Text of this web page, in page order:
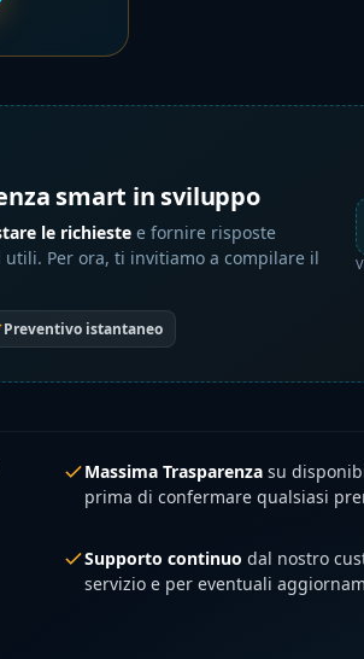
smart in sviluppo
le richiestee fornire risposte
Per ora, ti invitiamo a compilare il
Preventivo istantaneo
Massima Trasparenzasu
prima di confermare qualsiasi
Supporto continuo dal nostro
servizio e per eventuali